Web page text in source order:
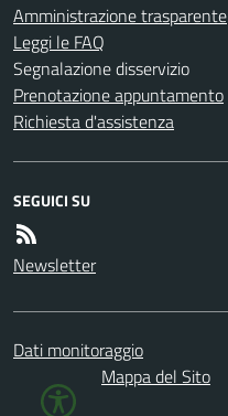
Amministrazione trasparente
Leggi le FAQ
Segnalazione disservizio
Prenotazione appuntamento
Richiesta d'assistenza
SEGUICI SU
Newsletter
Dati monitoraggio
Mappa del Sito